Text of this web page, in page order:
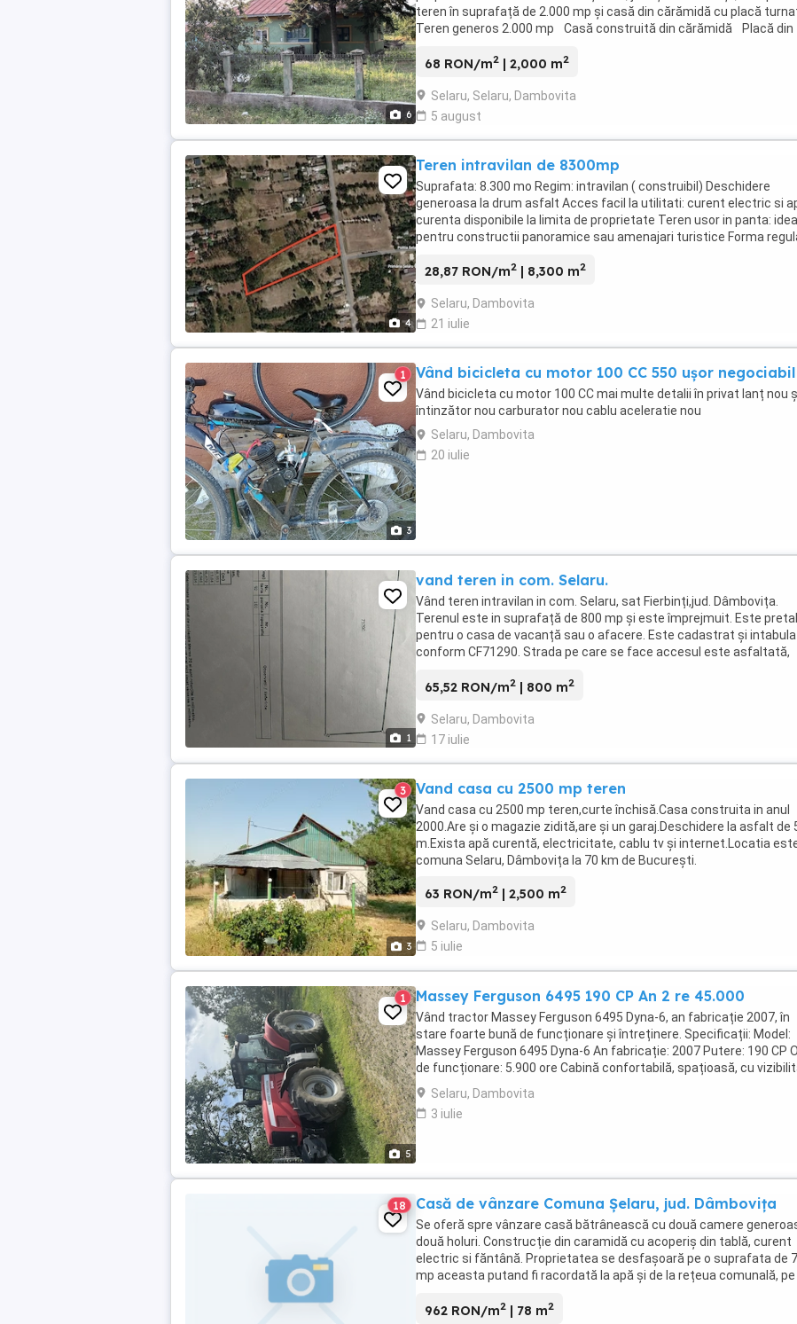
6
teren în suprafață de 2.000 mp și casă din cărămidă cu placă
Teren generos 2.000 mp Casă construită din cărămidă Placă din
68 RON/m2 | 2,000 m2
Selaru, Selaru, Dambovita
5 august
4
Teren intravilan de 8300mp
Suprafata: 8.300 mo Regim: intravilan ( construibil) Deschidere
generoasa la drum asfalt Acces facil la utilitati: curent electric si
curenta disponibile la limita de proprietate Teren usor in panta: ideal
pentru constructii panoramice sau amenajari turistice Forma
28,87 RON/m2 | 8,300 m2
Selaru, Dambovita
21 iulie
3
1 Vând bicicleta cu motor 100 CC 550 ușor negociabil
Vând bicicleta cu motor 100 CC mai multe detalii în privat lanț nou
întinzător nou carburator nou cablu aceleratie nou
Selaru, Dambovita
20 iulie
1
vand teren in com. Selaru.
Vând teren intravilan in com. Selaru, sat Fierbinți,jud. Dâmbovița.
Terenul este in suprafață de 800 mp și este împrejmuit. Este
pentru o casa de vacanță sau o afacere. Este cadastrat și
conform CF71290. Strada pe care se face accesul este asfaltată,
65,52 RON/m2 | 800 m2
Selaru, Dambovita
17 iulie
3
3 Vand casa cu 2500 mp teren
Vand casa cu 2500 mp teren,curte închisă.Casa construita in anul
2000.Are și o magazie zidită,are și un garaj.Deschidere la asfalt de
m.Exista apă curentă, electricitate, cablu tv și internet.Locatia
comuna Selaru, Dâmbovița la 70 km de București.
63 RON/m2 | 2,500 m2
Selaru, Dambovita
5 iulie
5
1 Massey Ferguson 6495 190 CP An 2 re 45.000
Vând tractor Massey Ferguson 6495 Dyna-6, an fabricație 2007, în
stare foarte bună de funcționare și întreținere. Specificații: Model:
Massey Ferguson 6495 Dyna-6 An fabricație: 2007 Putere: 190 CP
de funcționare: 5.900 ore Cabină confortabilă, spațioasă, cu
excelentă Transmisie ...
Selaru, Dambovita
3 iulie
18 Casă de vânzare Comuna Șelaru, jud. Dâmbovița
Se oferă spre vânzare casă bătrânească cu două camere
două holuri. Construcție din caramidă cu acoperiș din tablă, curent
electric si făntână. Proprietatea se desfașoară pe o suprafata de
mp aceasta putand fi racordată la apă și de la rețeua comunală, pe
962 RON/m2 | 78 m2